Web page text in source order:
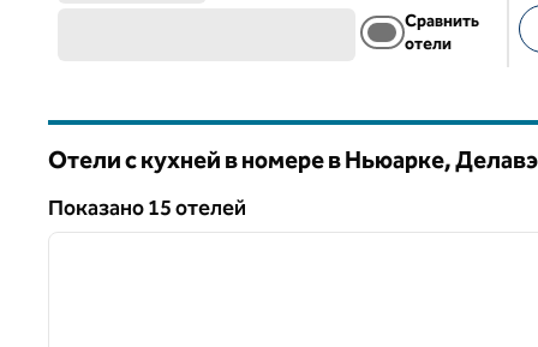
Сравнить
отели
Отели с кухней в номере в Ньюарке,
Показанo 15 отелей
Показанo 15 отелей
1 из 12